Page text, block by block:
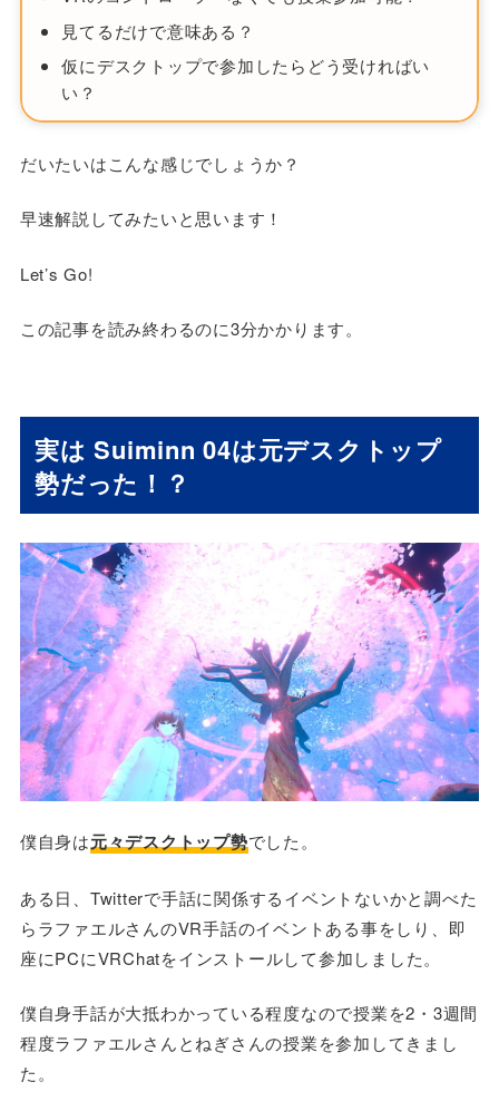
見てるだけで意味ある？
仮にデスクトップで参加したらどう受ければい
い？
だいたいはこんな感じでしょうか？
早速解説してみたいと思います！
Let’s Go!
この記事を読み終わるのに3分かかります。
実は Suiminn 04は元デスクトップ
勢だった！？
僕自身は元々デスクトップ勢でした。
ある日、Twitterで手話に関係するイベントないかと調べた
らラファエルさんのVR手話のイベントある事をしり、即
座にPCにVRChatをインストールして参加しました。
僕自身手話が大抵わかっている程度なので授業を2・3週間
程度ラファエルさんとねぎさんの授業を参加してきまし
た。